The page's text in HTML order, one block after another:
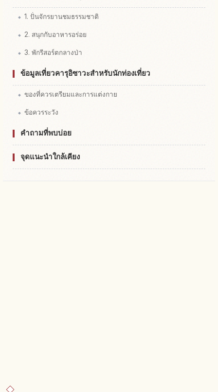
1. ปั่นจักรยานชมธรรมชาติ
2. สนุกกับอาหารอร่อย
3. พักรีสอร์ตกลางป่า
ข้อมูลเที่ยวคารุอิซาวะสำหรับนักท่องเที่ยว
ของที่ควรเตรียมและการแต่งกาย
ข้อควรระวัง
คำถามที่พบบ่อย
จุดแนะนำใกล้เคียง